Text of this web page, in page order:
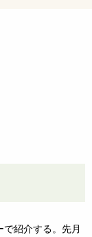
紹介する。先月